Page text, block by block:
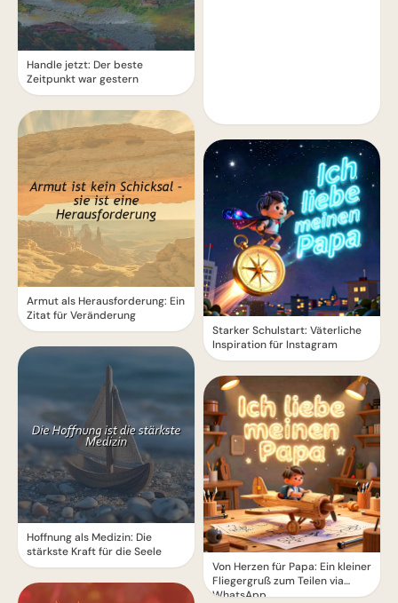
Handle jetzt: Der beste
Zeitpunkt war gestern
Armut als Herausforderung: Ein
Zitat für Veränderung
Hoffnung als Medizin: Die
stärkste Kraft für die Seele
Starker Schulstart: Väterliche
Inspiration für Instagram
Von Herzen für Papa: Ein kleiner
Fliegergruß zum Teilen via
WhatsApp